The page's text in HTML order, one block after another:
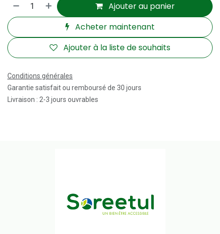
Ajouter au panier
Acheter maintenant
Ajouter à la liste de souhaits
Conditions générales
Garantie satisfait ou remboursé de 30 jours
Livraison : 2-3 jours ouvrables